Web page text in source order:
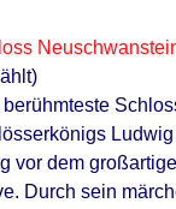
berühmteste
vor dem
Durch sein